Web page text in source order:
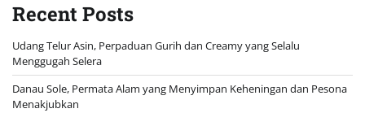
Recent Posts
Udang Telur Asin, Perpaduan Gurih dan Creamy yang Selalu
Menggugah Selera
Danau Sole, Permata Alam yang Menyimpan Keheningan dan Pesona
Menakjubkan